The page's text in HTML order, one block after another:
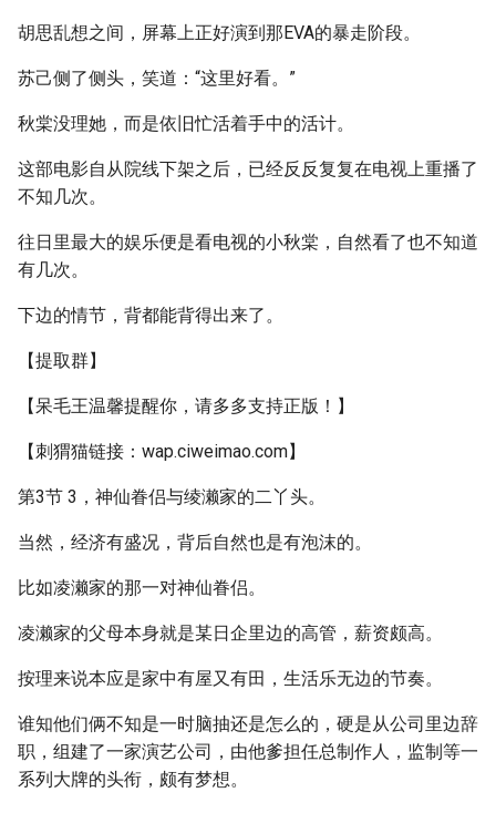
胡思乱想之间，屏幕上正好演到那EVA的暴走阶段。
苏己侧了侧头，笑道：“这里好看。”
秋棠没理她，而是依旧忙活着手中的活计。
这部电影自从院线下架之后，已经反反复复在电视上重播了
不知几次。
往日里最大的娱乐便是看电视的小秋棠，自然看了也不知道
有几次。
下边的情节，背都能背得出来了。
【提取群】
【呆毛王温馨提醒你，请多多支持正版！】
【刺猬猫链接：wap.ciweimao.com】
第3节 3，神仙眷侣与绫濑家的二丫头。
当然，经济有盛况，背后自然也是有泡沫的。
比如凌濑家的那一对神仙眷侣。
凌濑家的父母本身就是某日企里边的高管，薪资颇高。
按理来说本应是家中有屋又有田，生活乐无边的节奏。
谁知他们俩不知是一时脑抽还是怎么的，硬是从公司里边辞
职，组建了一家演艺公司，由他爹担任总制作人，监制等一
系列大牌的头衔，颇有梦想。